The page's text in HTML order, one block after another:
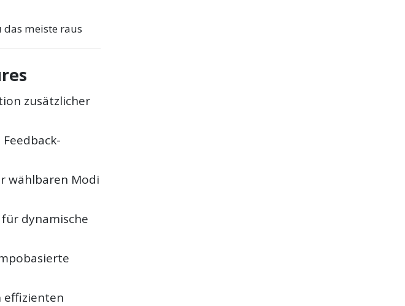
das meiste raus
zusätzlicher
wählbaren Modi
dynamische
effizienten